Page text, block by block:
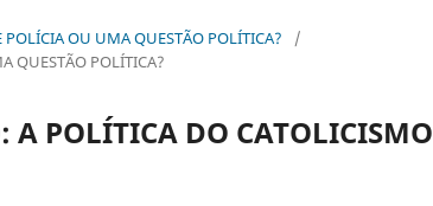
POLÍCIA OU UMA QUESTÃO POLÍTICA?
/
QUESTÃO POLÍTICA?
A POLÍTICA DO CATOLICISMO